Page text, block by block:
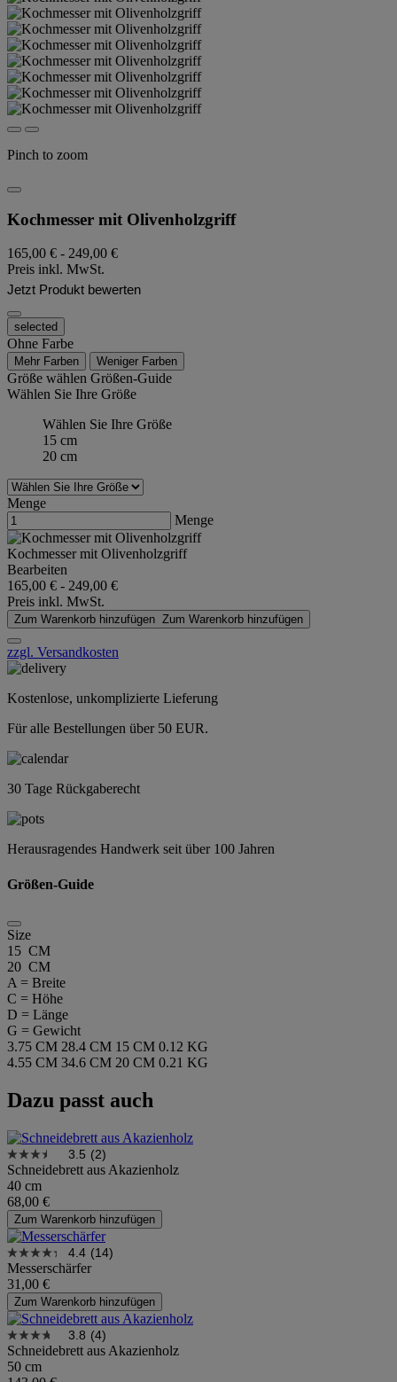
Pinch to zoom
Kochmesser mit Olivenholzgriff
165,00 € - 249,00 €
Preis inkl. MwSt.
Jetzt Produkt bewerten
selected
Ohne Farbe
Mehr Farben Weniger Farben
Größe wählen Größen-Guide
Wählen Sie Ihre Größe
Wählen Sie Ihre Größe
15 cm
20 cm
Menge
Menge
Kochmesser mit Olivenholzgriff
Bearbeiten
165,00 € - 249,00 €
Preis inkl. MwSt.
Zum Warenkorb hinzufügen Zum Warenkorb hinzufügen
zzgl. Versandkosten
Kostenlose, unkomplizierte Lieferung
Für alle Bestellungen über 50 EUR.
30 Tage Rückgaberecht
Herausragendes Handwerk seit über 100 Jahren
Größen-Guide
Size
15 CM
20 CM
A = Breite
C = Höhe
D = Länge
G = Gewicht
3.75 CM 28.4 CM 15 CM 0.12 KG
4.55 CM 34.6 CM 20 CM 0.21 KG
Dazu passt auch
3.5 (2)
Schneidebrett aus Akazienholz
40 cm
68,00 €
Zum Warenkorb hinzufügen
4.4 (14)
Messerschärfer
31,00 €
Zum Warenkorb hinzufügen
3.8 (4)
Schneidebrett aus Akazienholz
50 cm